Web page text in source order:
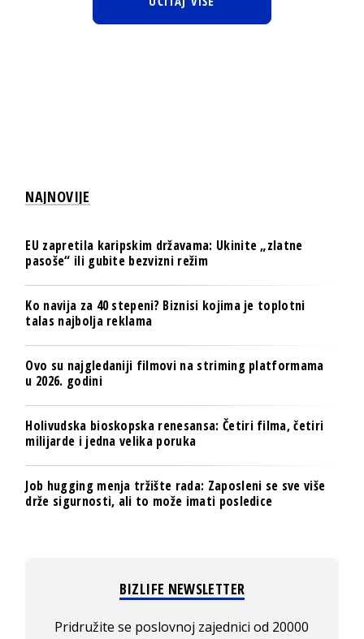
NAJNOVIJE
EU zapretila karipskim državama: Ukinite „zlatne
pasoše“ ili gubite bezvizni režim
Ko navija za 40 stepeni? Biznisi kojima je toplotni
talas najbolja reklama
Ovo su najgledaniji filmovi na striming platformama
u 2026. godini
Holivudska bioskopska renesansa: Četiri filma, četiri
milijarde i jedna velika poruka
Job hugging menja tržište rada: Zaposleni se sve više
drže sigurnosti, ali to može imati posledice
BIZLIFE NEWSLETTER
Pridružite se poslovnoj zajednici od 20000